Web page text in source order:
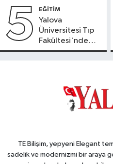
5 EĞİTİM
Yalova
Üniversitesi Tıp
Fakültesi'nde
Yeni Dönem
TE Bilişim, yepyeni Elegant
sadelik ve modernizmi bir araya